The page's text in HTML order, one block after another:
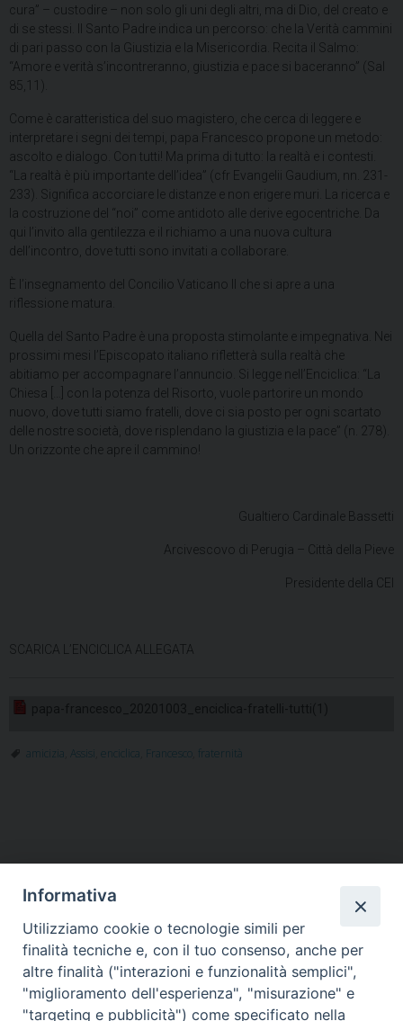
cura” – custodire – non solo gli uni degli altri, ma di Dio, del creato e
di se stessi. Il Santo Padre indica un percorso: che la Verità cammini
di pari passo con la Giustizia e la Misericordia. Recita il Salmo:
“Amore e verità s’incontreranno, giustizia e pace si baceranno” (Sal
85,11).
Come è caratteristica del suo magistero, che cerca di leggere e
interpretare i segni dei tempi, papa Francesco propone un metodo:
ascolto e dialogo. Con tutti! Ma prima di tutto: la realtà e i contesti.
“La realtà è più importante dell’idea” (cfr Evangelii Gaudium, nn. 231-
233). Significa accorciare le distanze e non erigere muri. La ricerca e
la costruzione del “noi” come antidoto alle derive egocentriche. Da
qui l’invito alla gentilezza e il richiamo a una nuova cultura
dell’incontro, dove tutti sono invitati a collaborare.
È l’insegnamento del Concilio Vaticano II che si apre a una
riflessione matura.
Quella del Santo Padre è una proposta stimolante e impegnativa. Nei
prossimi mesi l’Episcopato italiano rifletterà sulla realtà che
abitiamo per accompagnare l’annuncio. Si legge nell’Enciclica: “La
Chiesa […] con la potenza del Risorto, vuole partorire un mondo
nuovo, dove tutti siamo fratelli, dove ci sia posto per ogni scartato
delle nostre società, dove risplendano la giustizia e la pace” (n. 278).
Un orizzonte che apre il cammino!
Gualtiero Cardinale Bassetti
Arcivescovo di Perugia – Città della Pieve
Presidente della CEI
SCARICA L’ENCICLICA ALLEGATA
amicizia Assisi enciclica Francesco fraternità
HOME VESCOVO ORARI MESSE
CURIA VESCOVILE
TUTELA MINORI
UFFICI PASTORALI PERSONE
VITA CONSACRATA
DOCUMENTI
CONTATTI
Informativa
Utilizziamo cookie o tecnologie simili per
finalità tecniche e, con il tuo consenso, anche per
altre finalità ("interazioni e funzionalità semplici",
"miglioramento dell'esperienza", "misurazione" e
"targeting e pubblicità") come specificato nella